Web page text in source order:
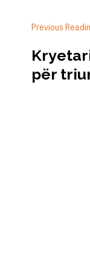
Previous
për